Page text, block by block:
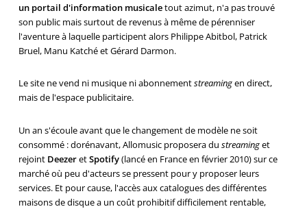
un portail d'information musicaletout azimut, n'a pas trouvé
son public mais surtout de revenus à même de pérenniser
l'aventure à laquelle participent alors Philippe Abitbol, Patrick
Bruel, Manu Katché et Gérard Darmon.
Le site ne vend ni musique ni abonnementstreamingen direct,
mais de l'espace publicitaire.
Un an s'écoule avant que le changement de modèle ne soit
consommé : dorénavant, Allomusic proposera du streaminget
rejoint DeezeretSpotify(lancé en France en février 2010) sur ce
marché où peu d'acteurs se pressent pour y proposer leurs
services. Et pour cause, l'accès aux catalogues des différentes
maisons de disque a un coût prohibitif difficilement rentable,